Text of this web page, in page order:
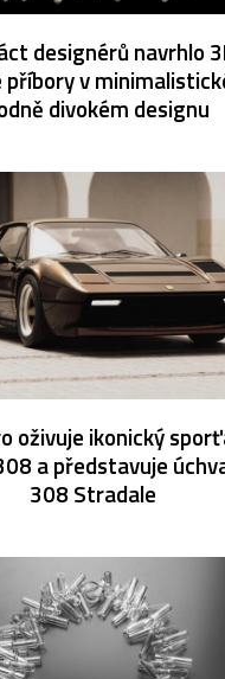
designérů navrhlo
v
divokém designu
oživuje ikonický
a představuje
308 Stradale